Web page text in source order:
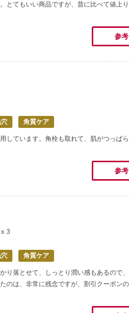
とてもいい商品ですが、昔に比べて値上
参
角質ケア
しています。角栓も取れて、肌がつっぱ
参
x 3
角質ケア
り落とせて、しっとり潤い感もあるので
のは、非常に残念ですが、割引クーポン